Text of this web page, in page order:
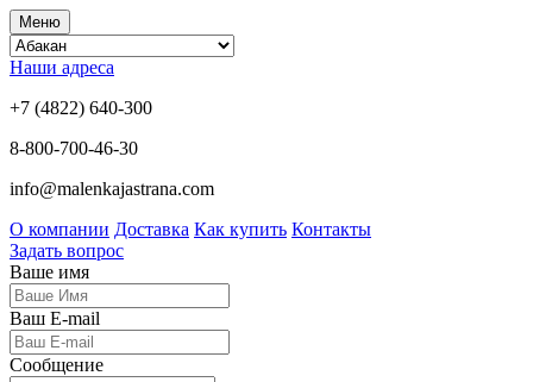
Меню
Наши адреса
+7 (4822) 640-300
8-800-700-46-30
info@malenkajastrana.com
О компании Доставка Как купить Контакты
Задать вопрос
Ваше имя
Ваш E-mail
Сообщение